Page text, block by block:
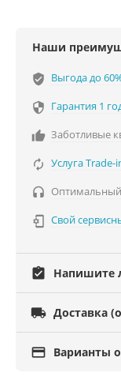
Наши
verified_user Выгода до
 Гарантия 1
 Заботливые
 Услуга
 Оптимальный
 Свой
assignment_turned_in Напишите
 Доставка
 Варианты